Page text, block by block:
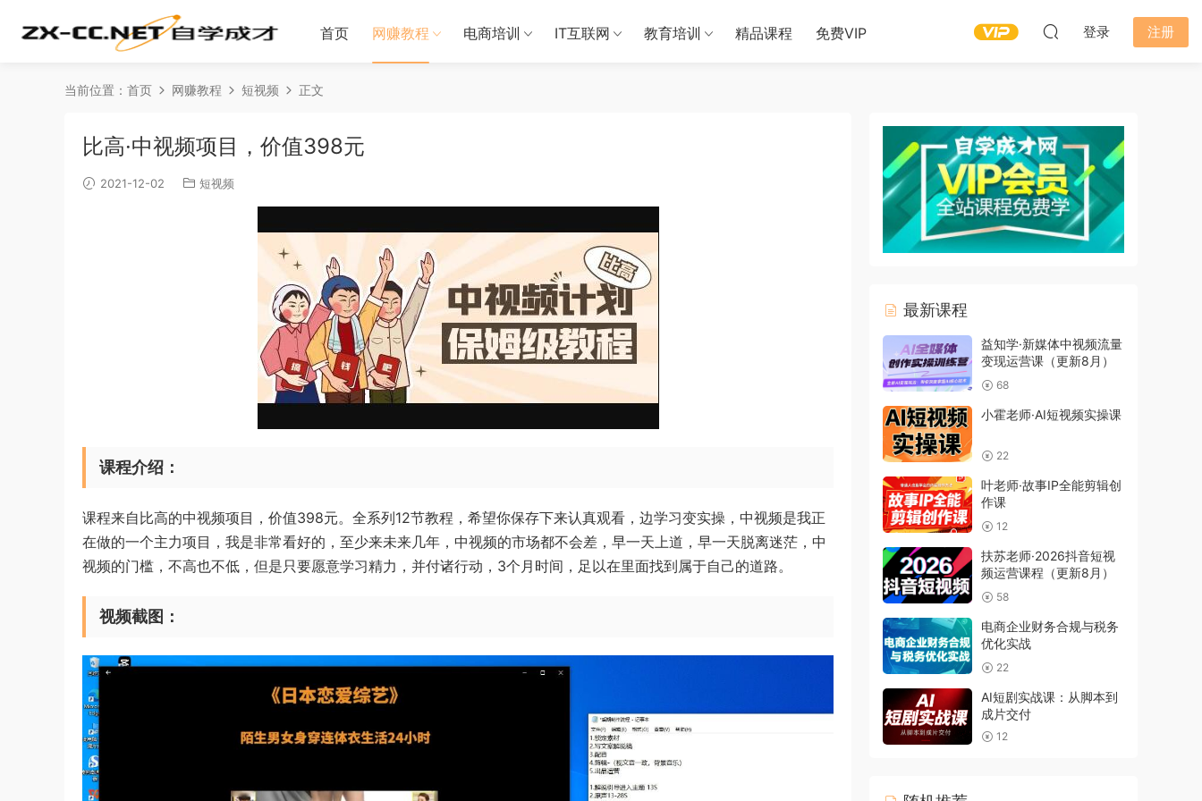
首页 网赚教程 电商培训 IT互联网 教育培训 精品课程 免费VIP 登录 注册
当前位置： 首页 网赚教程 短视频 正文
比高·中视频项目，价值398元
2021-12-02 短视频
课程介绍：
课程来自比高的中视频项目，价值398元。全系列12节教程，希望你保存下来认真观看，边学习变实操，中视频是我正
在做的一个主力项目，我是非常看好的，至少来未来几年，中视频的市场都不会差，早一天上道，早一天脱离迷茫，中
视频的门槛，不高也不低，但是只要愿意学习精力，并付诸行动，3个月时间，足以在里面找到属于自己的道路。
视频截图：
最新课程
益知学·新媒体中视频流量
变现运营课（更新8月）
68
小霍老师·AI短视频实操课
22
叶老师·故事IP全能剪辑创
作课
12
扶苏老师·2026抖音短视
频运营课程（更新8月）
58
电商企业财务合规与税务
优化实战
22
AI短剧实战课：从脚本到
成片交付
12